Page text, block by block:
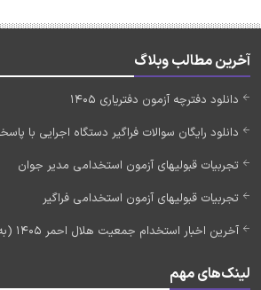
آخرین مطالب وبلاگ
دانلود دفترچه آزمون دفتریاری 1405
دانلود رایگان سوالات فراگیر دستگاه اجرایی با
تجربیات قبولیهای آزمون استخدامی مدیر جوان
تجربیات قبولیهای آزمون استخدامی فراگیر
آخرین اخبار استخدام جمعیت هلال احمر 1405 (به زودی)
لینک‌های مهم